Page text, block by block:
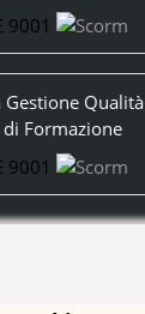
Gestione Qualità
di Formazione